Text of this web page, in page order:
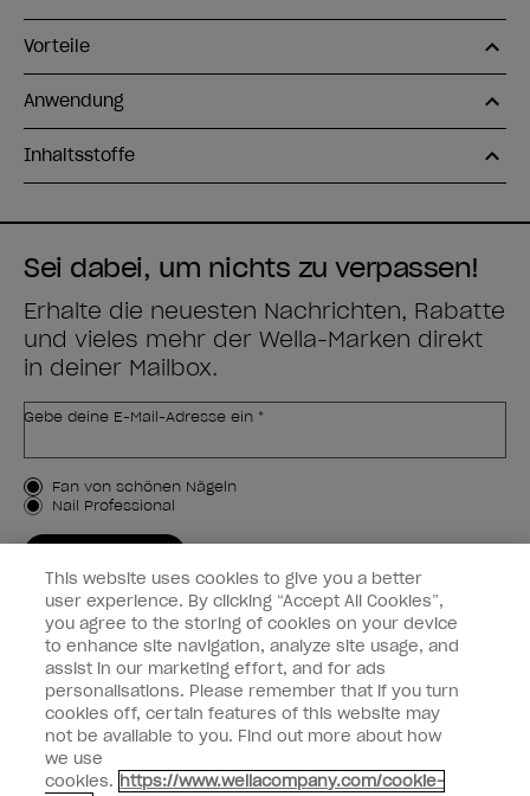
Vorteile
Anwendung
Inhaltsstoffe
Sei dabei, um nichts zu verpassen!
Erhalte die neuesten Nachrichten, Rabatte
und vieles mehr der Wella-Marken direkt
in deiner Mailbox.
Gebe deine E-Mail-Adresse ein *
Kundenart
Fan von schönen Nägeln
Nail Professional
Kundeninformationen
Vernetzen
facebookinstagram
This website uses cookies to give you a better
user experience. By clicking “Accept All Cookies”,
you agree to the storing of cookies on your device
to enhance site navigation, analyze site usage, and
assist in our marketing effort, and for ads
personalisations. Please remember that if you turn
cookies off, certain features of this website may
not be available to you. Find out more about how
we use
cookies. https://www.wellacompany.com/cookie-